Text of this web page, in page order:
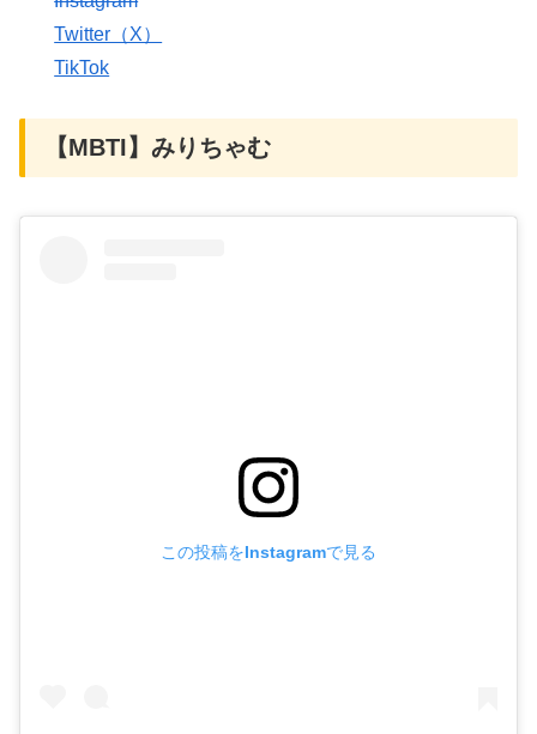
Twitter（X）
TikTok
【MBTI】みりちゃむ
この投稿をInstagramで見る